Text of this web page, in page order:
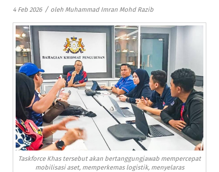
4 Feb 2026 / oleh Muhammad Imran Mohd Razib
Taskforce Khas tersebut akan bertanggungjawab mempercepat
mobilisasi aset, memperkemas logistik, menyelaras